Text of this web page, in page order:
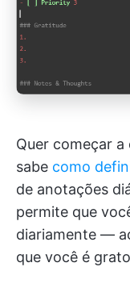
Quer começar a
sabe como
de anotações
permite que
diariamente —
que você é